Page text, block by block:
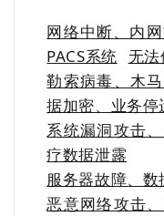
网络中断、内
PACS系统 无法
勒索病毒、木
据加密、业务停
系统漏洞攻击
疗数据泄露
服务器故障、
恶意网络攻击